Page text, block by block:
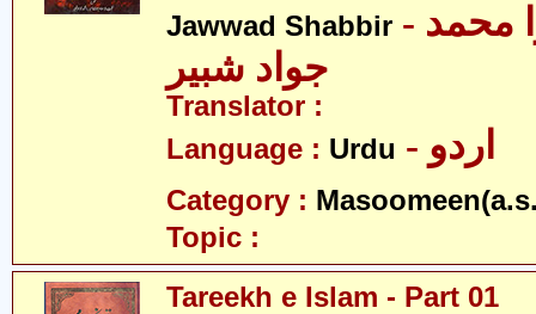
Jawwad Shabbir - مولانا میرزا محمد
جواد شبیر
Translator :
Language : Urdu - اردو
Category :
Topic :
Tareekh e Islam - Part 01